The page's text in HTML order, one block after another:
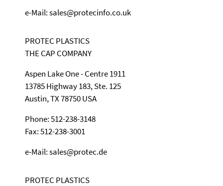
e-Mail: sales@protecinfo.co.uk
PROTEC PLASTICS
THE CAP COMPANY
Aspen Lake One - Centre 1911
13785 Highway 183, Ste. 125
Austin, TX 78750 USA
Phone: 512-238-3148
Fax: 512-238-3001
e-Mail: sales@protec.de
PROTEC PLASTICS